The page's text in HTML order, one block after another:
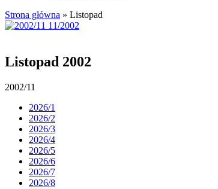
Strona główna » Listopad
Listopad 2002
2002/11
2026/1
2026/2
2026/3
2026/4
2026/5
2026/6
2026/7
2026/8